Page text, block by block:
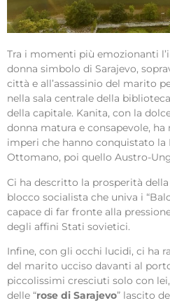
Tra i momenti più emozionanti
donna simbolo di Sarajevo,
città e all’assassinio del marito
nella sala centrale della
della capitale. Kanita, con la
donna matura e consapevole,
imperi che hanno conquistato la
Ottomano, poi quello Austro-
Ci ha descritto la prosperità della
blocco socialista che univa i
capace di far fronte alla
degli affini Stati sovietici.
Infine, con gli occhi lucidi, ci ha
del marito ucciso davanti al
piccolissimi cresciuti solo con
delle “rose di Sarajevo” lascito